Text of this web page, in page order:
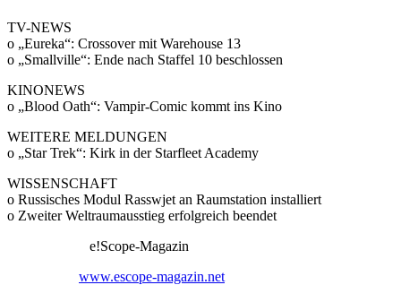
TV-NEWS
o „Eureka“: Crossover mit Warehouse 13
o „Smallville“: Ende nach Staffel 10 beschlossen
KINONEWS
o „Blood Oath“: Vampir-Comic kommt ins Kino
WEITERE MELDUNGEN
o „Star Trek“: Kirk in der Starfleet Academy
WISSENSCHAFT
o Russisches Modul Rasswjet an Raumstation installiert
o Zweiter Weltraumausstieg erfolgreich beendet
e!Scope-Magazin
www.escope-magazin.net